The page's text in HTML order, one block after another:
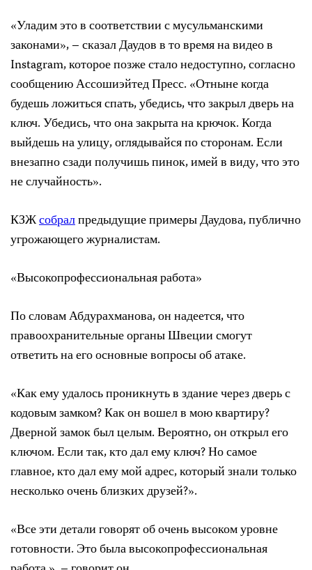
«Уладим это в соответствии с мусульманскими
законами», – сказал Даудов в то время на видео в
Instagram, которое позже стало недоступно, согласно
сообщению Ассошиэйтед Пресс. «Отныне когда
будешь ложиться спать, убедись, что закрыл дверь на
ключ. Убедись, что она закрыта на крючок. Когда
выйдешь на улицу, оглядывайся по сторонам. Если
внезапно сзади получишь пинок, имей в виду, что это
не случайность».
КЗЖсобралпредыдущие примеры Даудова, публично
угрожающего журналистам.
«Высокопрофессиональная работа»
По словам Абдурахманова, он надеется, что
правоохранительные органы Швеции смогут
ответить на его основные вопросы об атаке.
«Как ему удалось проникнуть в здание через дверь с
кодовым замком? Как он вошел в мою квартиру?
Дверной замок был целым. Вероятно, он открыл его
ключом. Если так, кто дал ему ключ? Но самое
главное, кто дал ему мой адрес, который знали только
несколько очень близких друзей?».
«Все эти детали говорят об очень высоком уровне
готовности. Это была высокопрофессиональная